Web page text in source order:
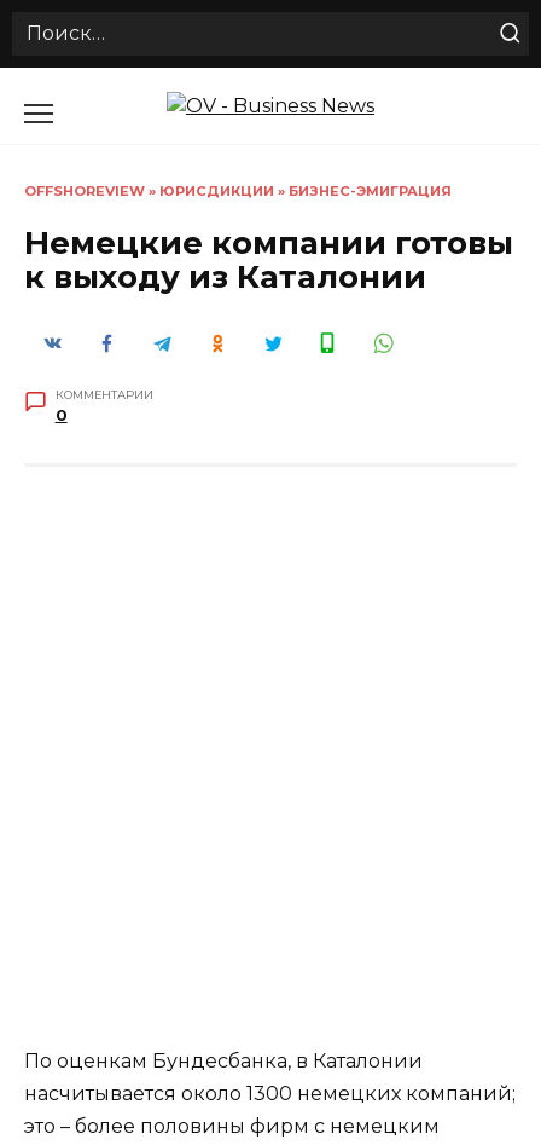
Search
OFFSHOREVIEW » ЮРИСДИКЦИИ » БИЗНЕС-ЭМИГРАЦИЯ
Немецкие компании готовы
к выходу из Каталонии
КОММЕНТАРИИ
0
По оценкам Бундесбанка, в Каталонии
насчитывается около 1300 немецких компаний;
это – более половины фирм с немецким